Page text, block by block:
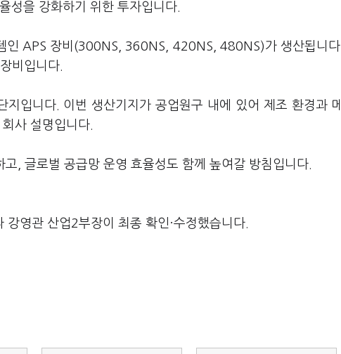
성을 강화하기 위한 투자입니다.
인 APS 장비(300NS, 360NS, 420NS, 480NS)가 생산됩니다.
비입니다.
입니다. 이번 생산기지가 공업원구 내에 있어 제조 환경과 메
사 설명입니다.
, 글로벌 공급망 운영 효율성도 함께 높여갈 방침입니다.
영관 산업2부장이 최종 확인·수정했습니다.